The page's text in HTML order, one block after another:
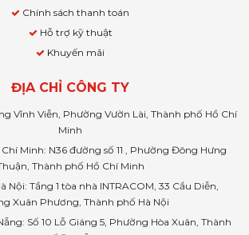
Chính sách thanh toán
Hỗ trợ kỹ thuật
Khuyến mãi
ĐỊA CHỈ CÔNG TY
Vĩnh Viễn, Phường Vườn Lài, Thành phố Hồ Chí
Minh
Minh: N36 đường số 11 , Phường Đông Hưng
Thành phố Hồ Chí Minh
Nội: Tầng 1 tòa nhà INTRACOM, 33 Cầu Diễn,
Xuân Phương, Thành phố Hà Nội
Số 10 Lỗ Giáng 5, Phường Hòa Xuân, Thành